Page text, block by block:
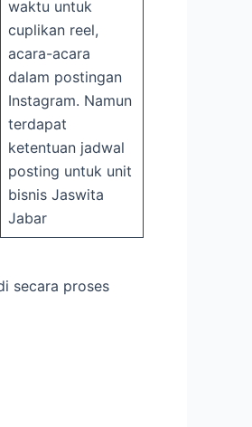
waktu untuk
cuplikan reel,
acara-acara
dalam postingan
Instagram. Namun
terdapat
ketentuan jadwal
posting untuk unit
bisnis Jaswita
Jabar
secara proses